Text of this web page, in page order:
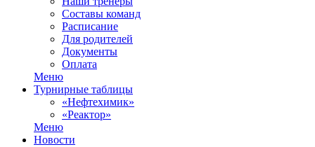
Составы команд
Расписание
Для родителей
Документы
Оплата
Меню
Турнирные таблицы
«Нефтехимик»
«Реактор»
Меню
Новости